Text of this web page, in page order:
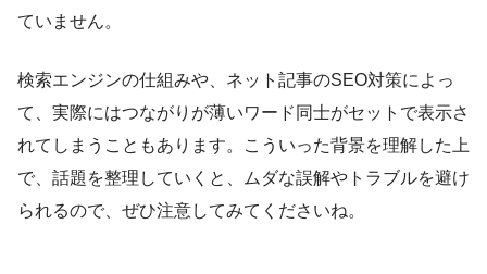
ていません。
検索エンジンの仕組みや、ネット記事のSEO対策によっ
て、実際にはつながりが薄いワード同士がセットで表示さ
れてしまうこともあります。こういった背景を理解した上
で、話題を整理していくと、ムダな誤解やトラブルを避け
られるので、ぜひ注意してみてくださいね。